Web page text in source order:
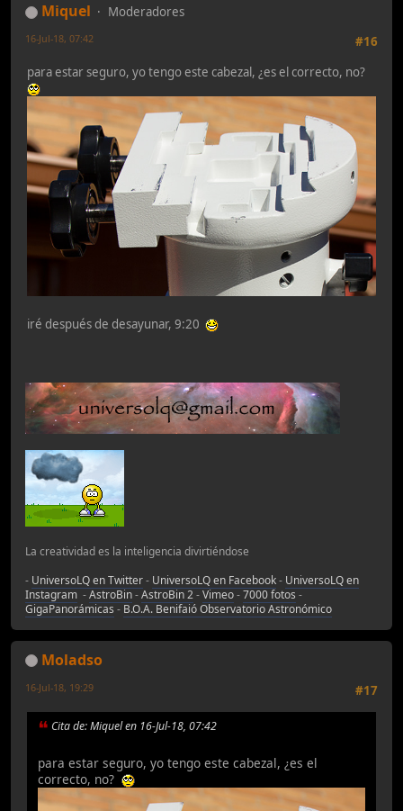
Miquel
Moderadores
#16
16-Jul-18, 07:42
para estar seguro, yo tengo este cabezal, ¿es el correcto, no?
iré después de desayunar, 9:20
La creatividad es la inteligencia divirtiéndose
- UniversoLQ en Twitter- UniversoLQ en Facebook- UniversoLQ en
Instagram -AstroBin-AstroBin 2-Vimeo-7000 fotos -
GigaPanorámicas - B.O.A. Benifaió Observatorio Astronómico
Moladso
#17
16-Jul-18, 19:29
Cita de: Miquel en 16-Jul-18, 07:42
para estar seguro, yo tengo este cabezal, ¿es el
correcto, no?